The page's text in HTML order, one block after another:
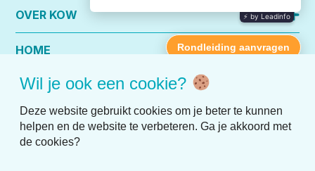
OVER KOW
HOME
PRAKTISCHE INFO
Wil je ook een cookie?
Deze website gebruikt cookies om je beter te kunnen
helpen en de website te verbeteren. Ga je akkoord met
de cookies?